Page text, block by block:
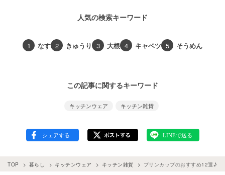
人気の検索キーワード
1 なす 2 きゅうり 3 大根 4 キャベツ 5 そうめん
この記事に関するキーワード
キッチンウェア キッチン雑貨
TOP 暮らし キッチンウェア キッチン雑貨 プリンカップのおすすめ12選♪